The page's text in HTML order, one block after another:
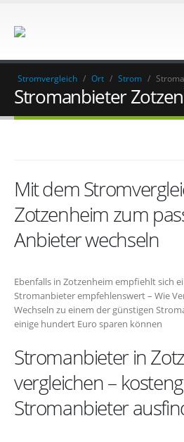
Stromvergleich / Ort / Strom /
Stromanbieter
Mit dem
Zotzenheim zum
Anbieter wechseln
Ebenfalls in Zotzenheim empfiehlt sich
Stromanbieter empfehlenswert – Wie
Wechseln zu einem der günstigen
einige hundert Euro sparen können
Stromanbieter in
vergleichen –
Stromanbieter